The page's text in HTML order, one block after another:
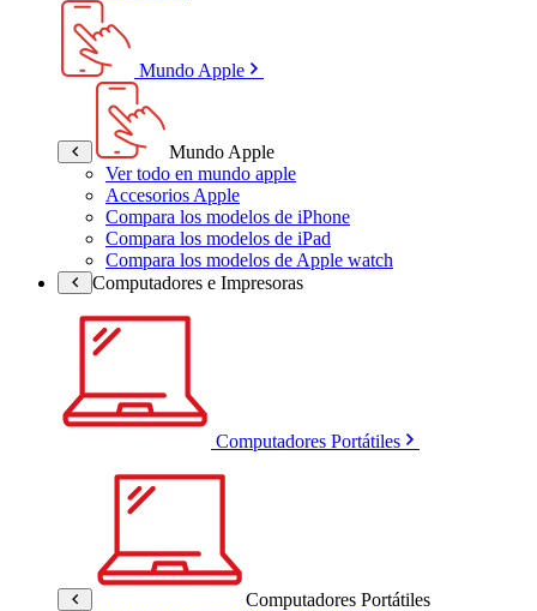
Mundo Apple
Mundo Apple
Ver todo en mundo apple
Accesorios Apple
Compara los modelos de iPhone
Compara los modelos de iPad
Compara los modelos de Apple watch
Computadores e Impresoras
Computadores Portátiles
Computadores Portátiles